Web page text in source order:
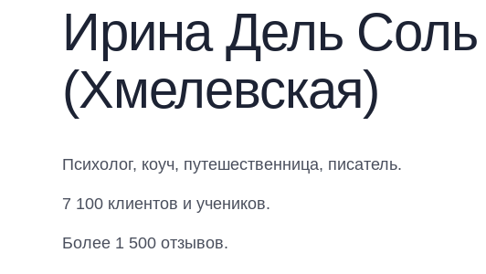
Ирина Дель Соль
(Хмелевская)
Психолог, коуч, путешественница, писатель.
7 100 клиентов и учеников.
Более 1 500 отзывов.